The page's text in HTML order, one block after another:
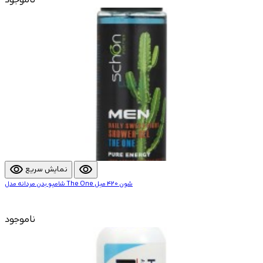
visibility نمایش سریع visibility
شامپو بدن مردانه مدل The One شون 420 میل
ناموجود